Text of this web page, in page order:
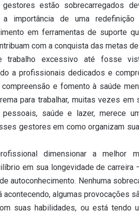
estão sobrecarregados
a importância de uma
em ferramentas de suporte
com a conquista das metas
trabalho excessivo até fosse
a profissionais dedicados e
compreensão e fomento à saúde
para trabalhar, muitas vezes
saúde e lazer, merece
gestores em como organizam
dimensionar a melhor
em sua longevidade de carreira
autoconhecimento. Nenhuma
algumas provocações
suas habilidades, ou está tendo